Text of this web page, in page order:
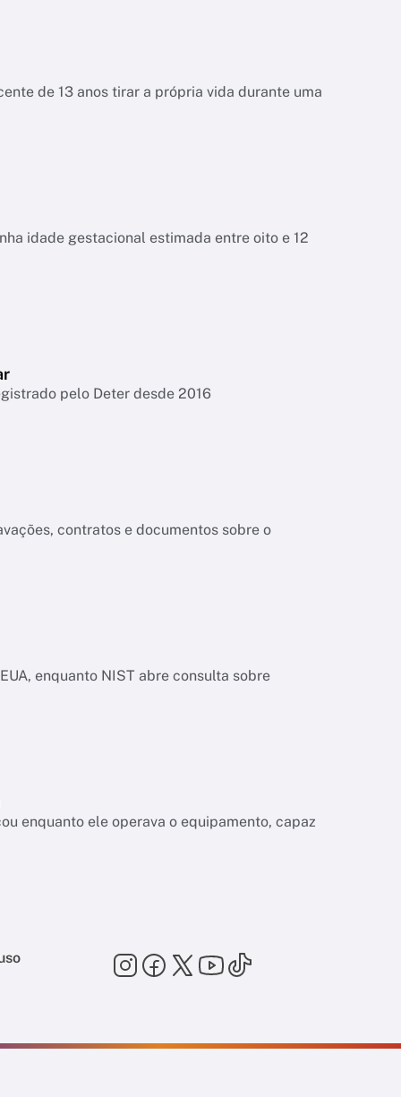
de 13 anos tirar a própria vida durante uma
idade gestacional estimada entre oito e 12
pelo Deter desde 2016
contratos e documentos sobre o
enquanto NIST abre consulta sobre
enquanto ele operava o equipamento, capaz